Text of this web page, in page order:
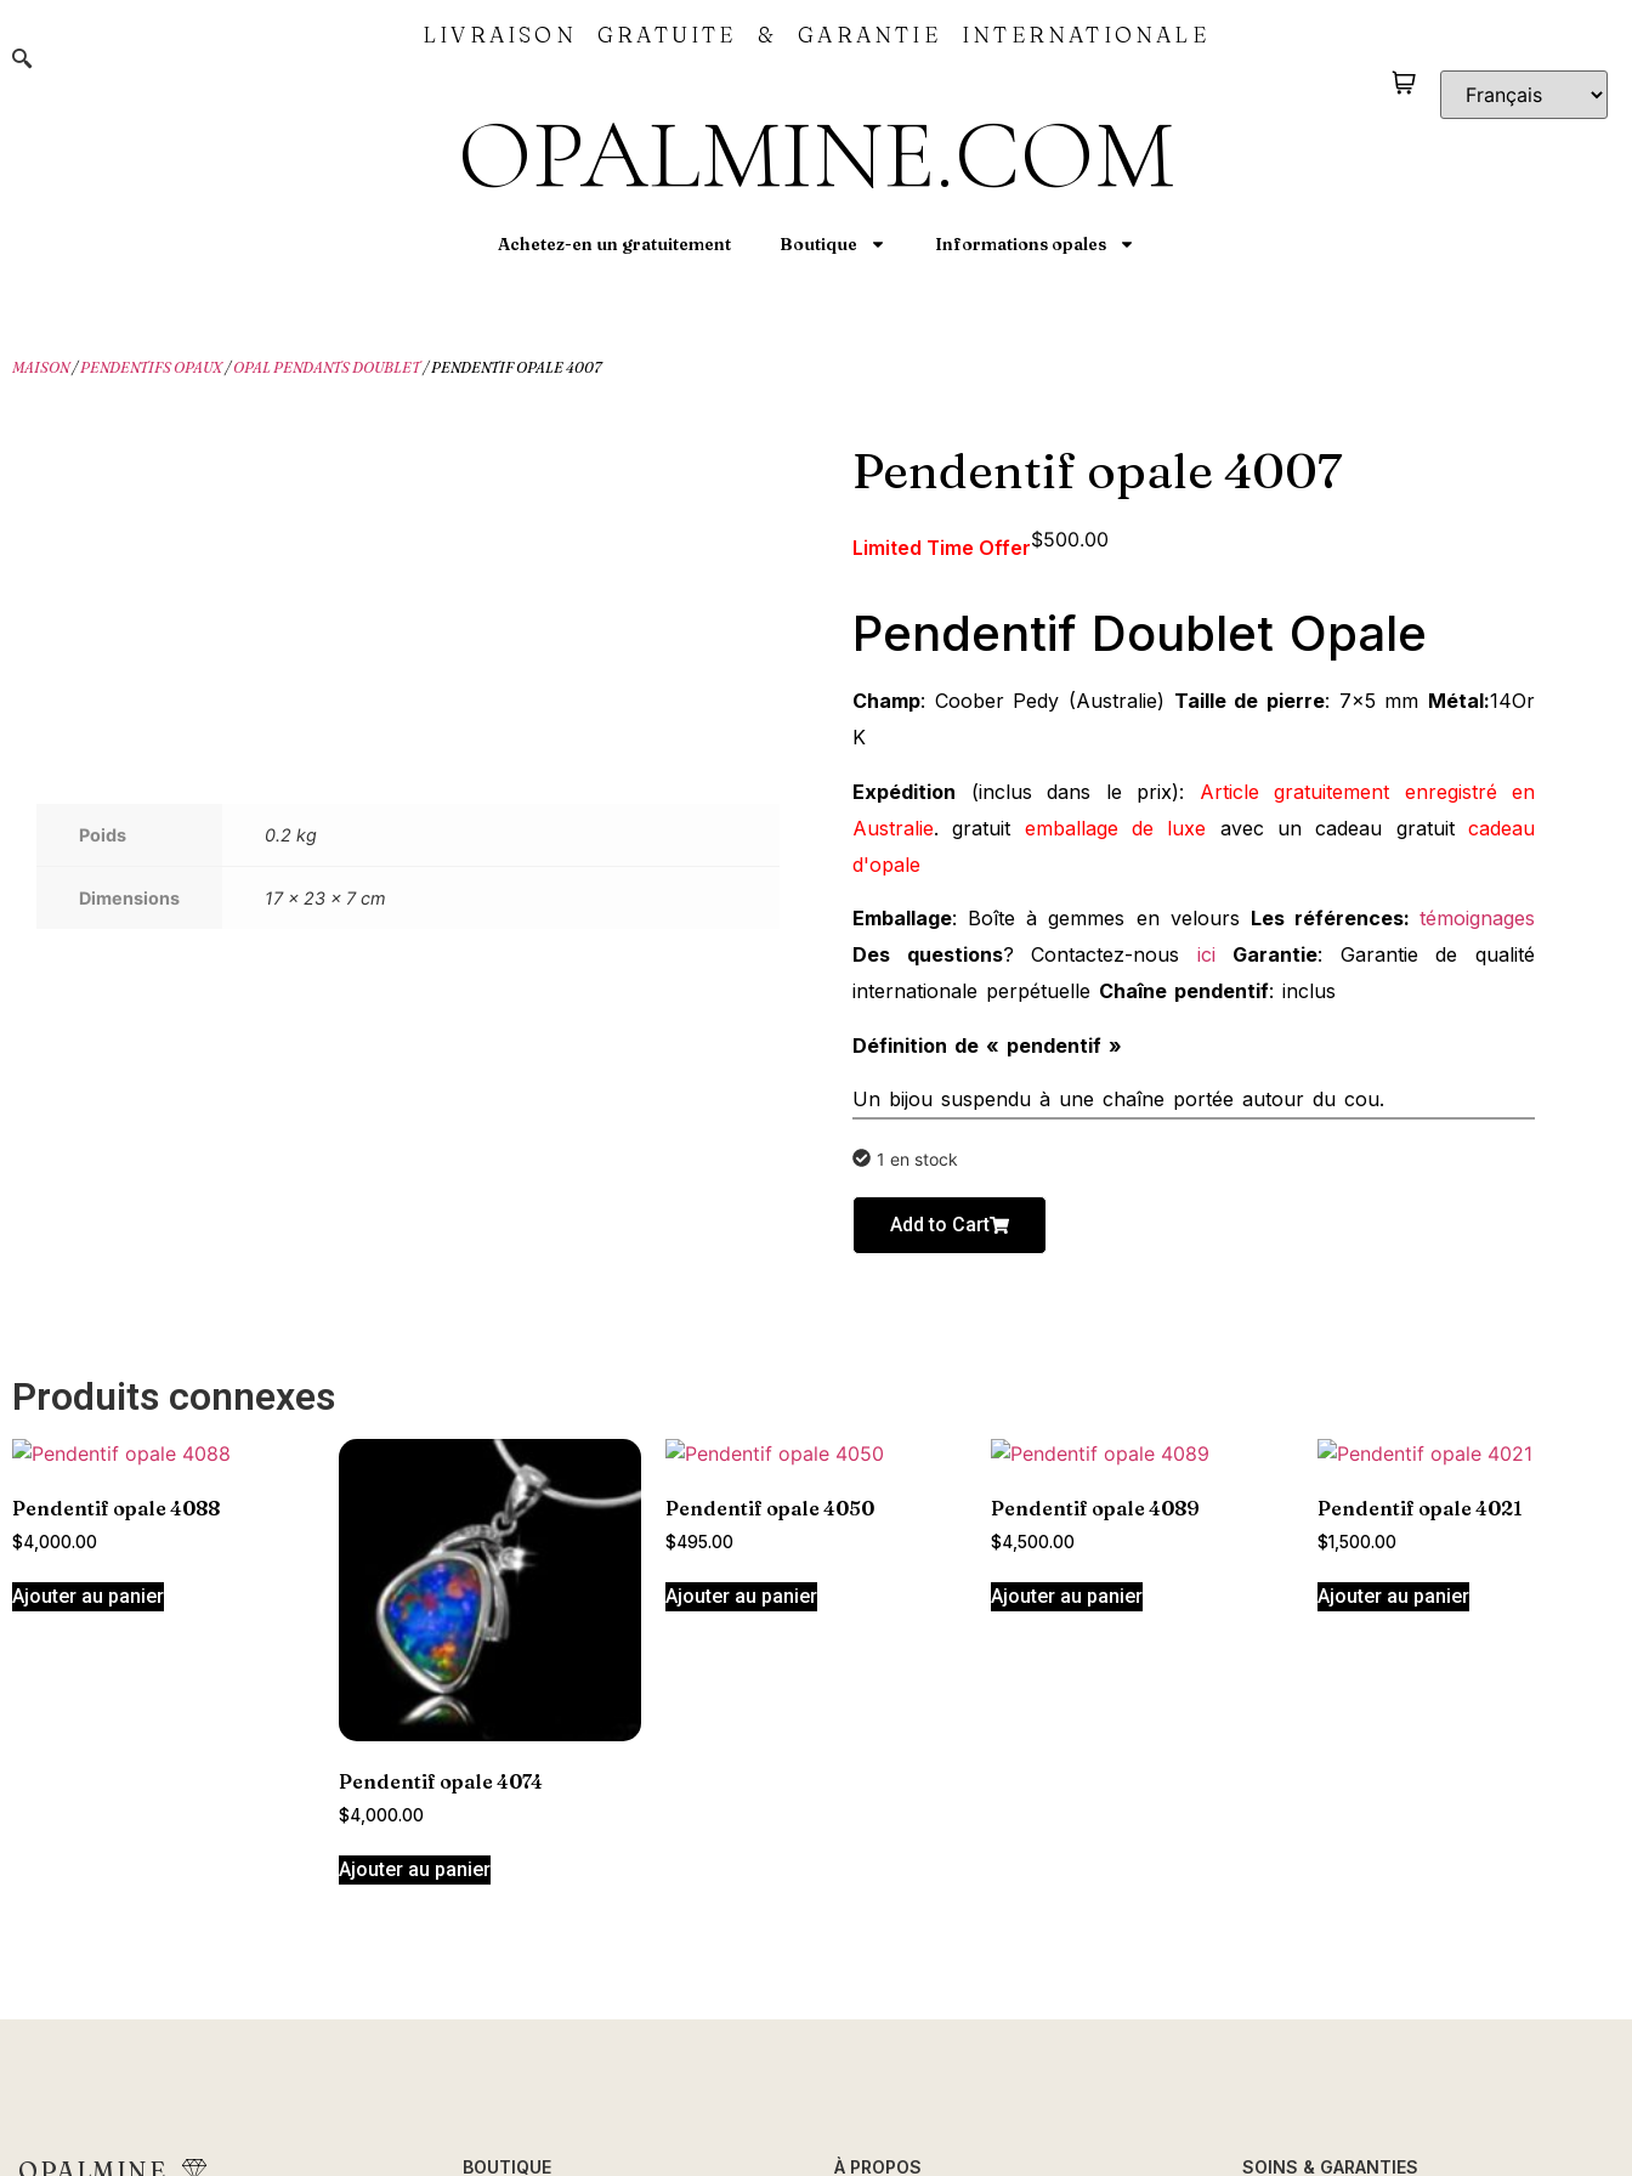
LIVRAISON GRATUITE & GARANTIE INTERNATIONALE
OPALMINE.COM
Achetez-en un gratuitement Boutique Informations opales
MAISON/PENDENTIFS OPAUX/OPAL PENDANTS DOUBLET/ PENDENTIF OPALE 4007
Poids 0.2 kg
Dimensions 17 × 23 × 7 cm
Pendentif opale 4007
Limited Time Offer$500.00
Pendentif Doublet Opale
Champ: Coober Pedy (Australie) Taille de pierre: 7×5 mm Métal:14Or
K
Expédition (inclus dans le prix): Article gratuitement enregistré en
Australie. gratuit emballage de luxe avec un cadeau gratuitcadeau
d'opale
Emballage: Boîte à gemmes en velours Les références: témoignages
Des questions? Contactez-nous ici Garantie: Garantie de qualité
internationale perpétuelle Chaîne pendentif: inclus
Définition de « pendentif »
Un bijou suspendu à une chaîne portée autour du cou.
1 en stock
Add to Cart
Produits connexes
Pendentif opale 4088
$4,000.00
Ajouter au panier
Pendentif opale 4074
$4,000.00
Ajouter au panier
Pendentif opale 4050
$495.00
Ajouter au panier
Pendentif opale 4089
$4,500.00
Ajouter au panier
Pendentif opale 4021
$1,500.00
Ajouter au panier
BOUTIQUE À PROPOS SOINS & GARANTIES